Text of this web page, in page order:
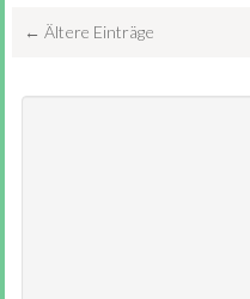
← Ältere Einträge